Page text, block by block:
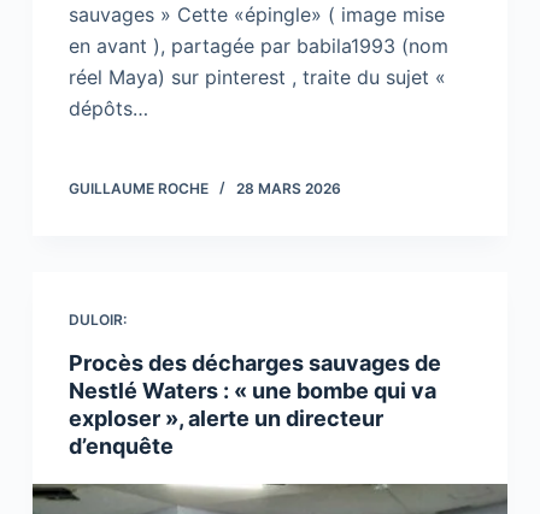
sauvages » Cette «épingle» ( image mise
en avant ), partagée par babila1993 (nom
réel Maya) sur pinterest , traite du sujet «
dépôts…
GUILLAUME ROCHE 28 MARS 2026
DULOIR:
Procès des décharges sauvages de
Nestlé Waters : « une bombe qui va
exploser », alerte un directeur
d’enquête